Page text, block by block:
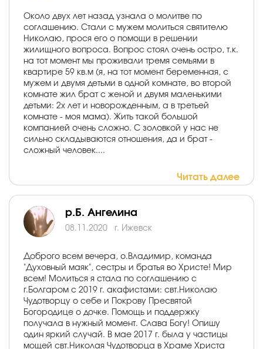
Около двух лет назад узнала о молитве по
соглашению. Стали с мужем молиться святителю
Николаю, прося его о помощи в решении
жилищного вопроса. Вопрос стоял очень остро, т.к.
на тот момент мы проживали тремя семьями в
квартире 59 кв.м (я, на тот момент беременная, с
мужем и двумя детьми в одной комнате, во второй
комнате жил брат с женой и двумя маленькими
детьми: 2х лет и новорожденным, а в третьей
комнате - моя мама). Жить такой большой
компанией очень сложно. С золовкой у нас не
сильно складываются отношения, да и брат -
сложный человек....
Читать далее
р.Б. Ангелина
08.11.2020 г. Ижевск
Доброго всем вечера, о.Владимир, команда
"Духовный маяк", сестры и братья во Христе! Мир
всем! Молиться я стала по соглашению с
г.Болгаром с 2019 г. акафистами: свт.Николаю
Чудотворцу о себе и Покрову Пресвятой
Богородице о дочке. Помощь и поддержку
получала в нужный момент. Слава Богу! Опишу
один яркий случай. В мае 2017 г. была у частицы
мощей свт.Николая Чудотворца в Храме Христа